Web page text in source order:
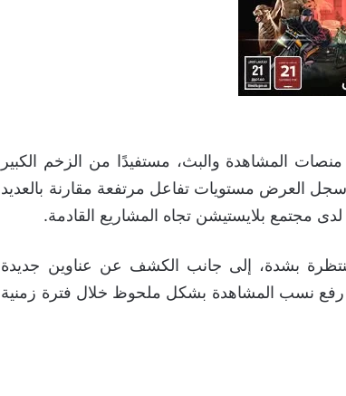
المشاهدة والبث، مستفيدًا من الزخم الكبير
العرض مستويات تفاعل مرتفعة مقارنة بالعديد
بشدة، إلى جانب الكشف عن عناوين جديدة
رفع نسب المشاهدة بشكل ملحوظ خلال فترة زمنية